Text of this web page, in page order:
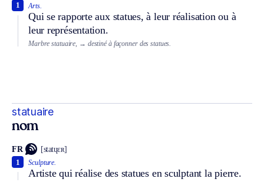
Arts.
Qui se rapporte aux statues, à leur réalisation ou à
leur représentation.
1
Marbre statuaire, → destiné à façonner des statues.
statuaire
nom
FR [statɥɛʀ]
Sculpture.
Artiste qui réalise des statues en sculptant la pierre.
1